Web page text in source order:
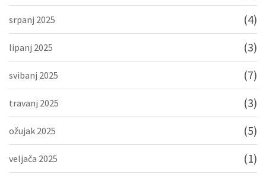
srpanj 2025 (4)
lipanj 2025 (3)
svibanj 2025 (7)
travanj 2025 (3)
ožujak 2025 (5)
veljača 2025 (1)